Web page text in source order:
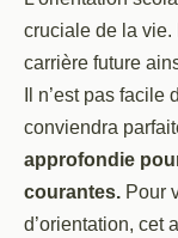
cruciale de la vie.
carrière future
Il n’est pas
conviendra
approfondie
courantes. Pour
d’orientation, cet